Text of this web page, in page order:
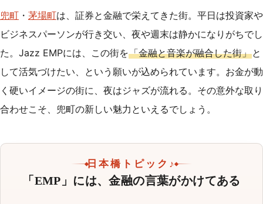
兜町 ・ 茅場町は、証券と金融で栄えてきた街。平日は投資家や
ビジネスパーソンが行き交い、夜や週末は静かになりがちでし
た。Jazz EMPには、この街を「金融と音楽が融合した街」と
して活気づけたい、という願いが込められています。お金が動
く硬いイメージの街に、夜はジャズが流れる。その意外な取り
合わせこそ、兜町の新しい魅力といえるでしょう。
日本橋トピック♪
「EMP」には、金融の言葉がかけてある